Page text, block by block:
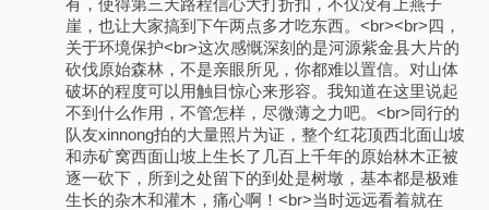
有，使得第三天路程信心大打折扣，不仅没有上燕子
崖，也让大家搞到下午两点多才吃东西。<br><br>四，
关于环境保护<br>这次感慨深刻的是河源紫金县大片的
砍伐原始森林，不是亲眼所见，你都难以置信。对山体
破坏的程度可以用触目惊心来形容。我知道在这里说起
不到什么作用，不管怎样，尽微薄之力吧。<br>同行的
队友xinnong拍的大量照片为证，整个红花顶西北面山坡
和赤矿窝西面山坡上生长了几百上千年的原始林木正被
逐一砍下，所到之处留下的到处是树墩，基本都是极难
生长的杂木和灌木，痛心啊！<br>当时远远看着就在